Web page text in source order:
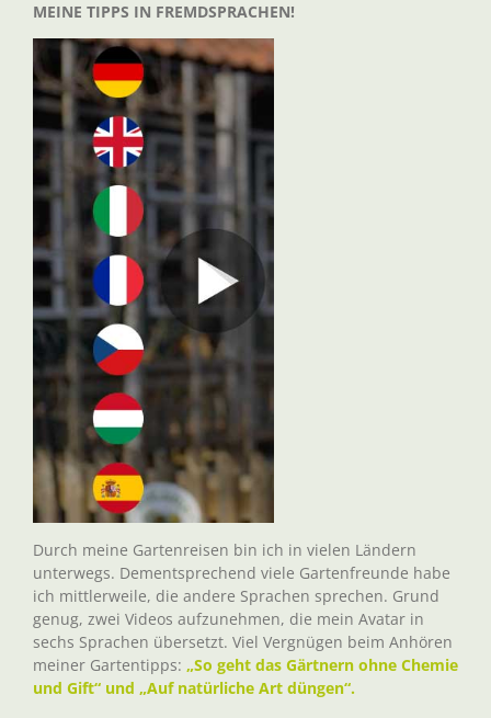
MEINE TIPPS IN FREMDSPRACHEN!
Durch meine Gartenreisen bin ich in vielen Ländern
unterwegs. Dementsprechend viele Gartenfreunde habe
ich mittlerweile, die andere Sprachen sprechen. Grund
genug, zwei Videos aufzunehmen, die mein Avatar in
sechs Sprachen übersetzt. Viel Vergnügen beim Anhören
meiner Gartentipps: „So geht das Gärtnern ohne Chemie
und Gift“ und „Auf natürliche Art düngen“.